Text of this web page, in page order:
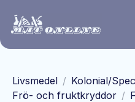
Livsmedel / Kolonial/
Frö- och fruktkryddor /